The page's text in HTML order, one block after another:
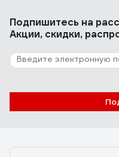
Подпишитесь на
Акции, скидки,